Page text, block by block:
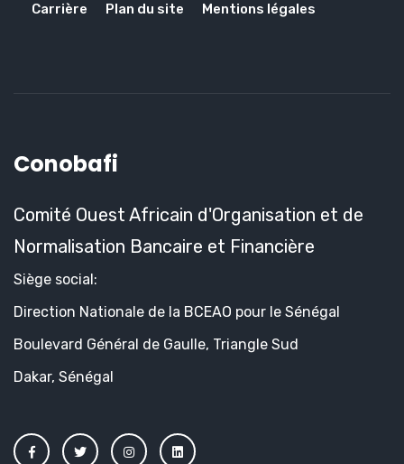
Carrière Plan du site Mentions légales
Conobafi
Comité Ouest Africain d'Organisation et de
Normalisation Bancaire et Financière
Siège social:
Direction Nationale de la BCEAO pour le Sénégal
Boulevard Général de Gaulle, Triangle Sud
Dakar, Sénégal